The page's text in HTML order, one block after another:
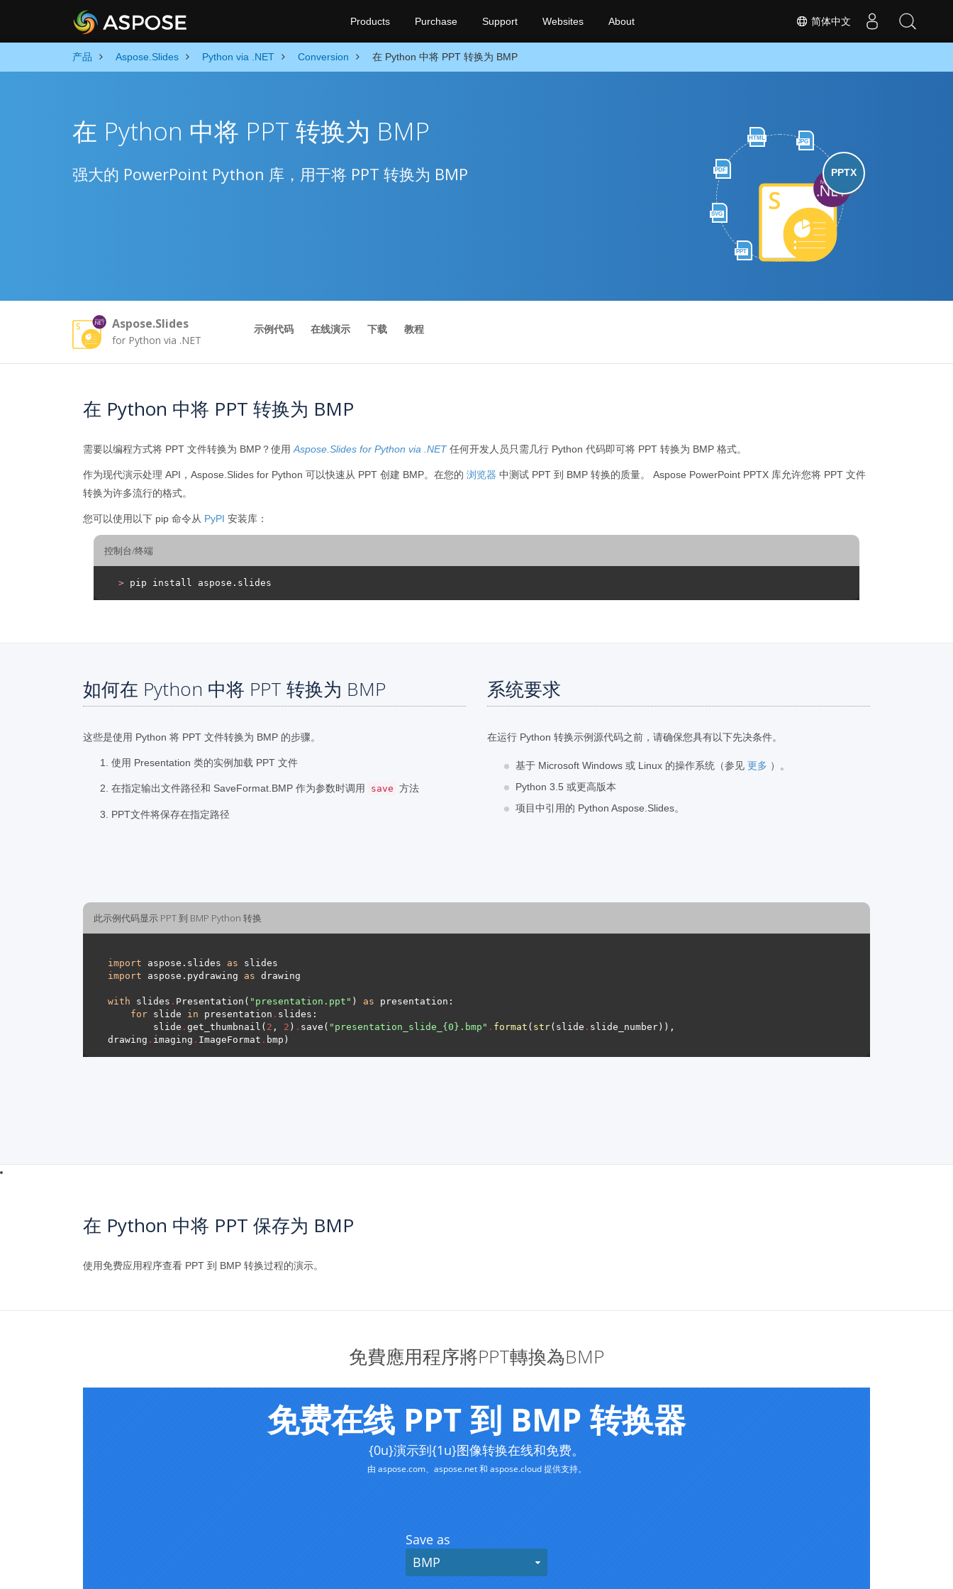
简体中文
Products Purchase Support Websites About
产品 Aspose.Slides Python via .NET Conversion 在 Python 中将 PPT 转换为 BMP
HTML
JPG
PDF
SVG
PPT
PPTX
在 Python 中将 PPT 转换为 BMP
强大的 PowerPoint Python 库，用于将 PPT 转换为 BMP
Aspose.Slides
for Python via .NET
示例代码 在线演示 下载 教程
在 Python 中将 PPT 转换为 BMP
需要以编程方式将 PPT 文件转换为 BMP？使用 Aspose.Slides for Python via .NET任何开发人员只需几行 Python 代码即可将 PPT 转换为 BMP 格式。
作为现代演示处理 API，Aspose.Slides for Python 可以快速从 PPT 创建 BMP。在您的 浏览器 中测试 PPT 到 BMP 转换的质量。 Aspose PowerPoint PPTX 库允许您将 PPT 文件
转换为许多流行的格式。
您可以使用以下 pip 命令从 PyPI 安装库：
控制台/终端
> pip install aspose.slides
如何在 Python 中将 PPT 转换为 BMP
这些是使用 Python 将 PPT 文件转换为 BMP 的步骤。
使用 Presentation 类的实例加载 PPT 文件
在指定输出文件路径和 SaveFormat.BMP 作为参数时调用 save 方法
PPT文件将保存在指定路径
系统要求
在运行 Python 转换示例源代码之前，请确保您具有以下先决条件。
基于 Microsoft Windows 或 Linux 的操作系统（参见 更多 ）。
Python 3.5 或更高版本
项目中引用的 Python Aspose.Slides。
此示例代码显示 PPT 到 BMP Python 转换
import aspose.slides as
import aspose.pydrawing as
with slides . Presentation( "presentation.ppt" ) as
for slide in presentation .
        slide
. get_thumbnail( 2 , 2 ) . save( "presentation_slide_ {0} .bmp" . format ( str(slide . slide_number)),
drawing . imaging . ImageFormat .
在 Python 中将 PPT 保存为 BMP
使用免费应用程序查看 PPT 到 BMP 转换过程的演示。
免費應用程序將PPT轉換為BMP